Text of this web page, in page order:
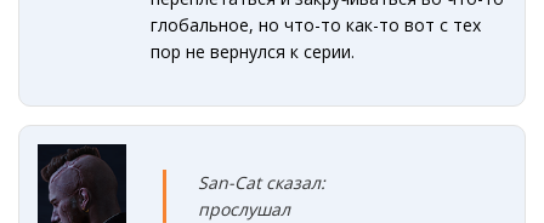
глобальное, но что-то как-то вот с тех
пор не вернулся к серии.
San-Cat сказал:
прослушал